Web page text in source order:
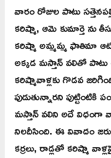
వారం రోజుల పాటు
కరిష్మా, ఆమె కుమార్తె ను
కరిష్మా అమ్మమ్మ ఫాతిమా
అక్కడ మస్తాన్ వలితో పాటు
కరిష్మావాళ్లకు గొడవ
పుడుతున్నారని పుట్టింటికి
మస్తాన్ వలిని అదే విధంగా
నిలదీసింది. ఈ వివాదం
కర్రలు, రాడ్లతో కరిష్మా